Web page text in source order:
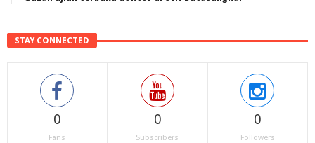
STAY CONNECTED
0
Fans
0
Subscribers
0
Followers